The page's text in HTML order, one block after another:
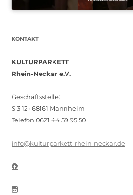
KONTAKT
KULTURPARKETT
Rhein-Neckar e.V.
Geschäftsstelle:
S 3 12 · 68161 Mannheim
Telefon 0621 44 59 95 50
info@kulturparkett-rhein-neckar.de